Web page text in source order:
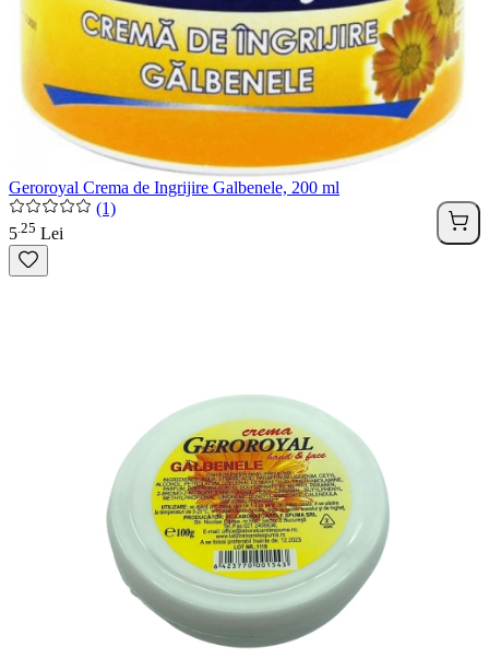
Geroroyal Crema de Ingrijire Galbenele, 200 ml
(1)
5 25 Lei